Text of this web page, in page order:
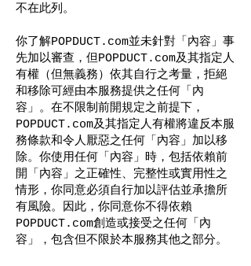
不在此列。
你了解POPDUCT.com並未針對「內容」事
先加以審查，但POPDUCT.com及其指定人
有權（但無義務）依其自行之考量，拒絕
和移除可經由本服務提供之任何「內
容」。在不限制前開規定之前提下，
POPDUCT.com及其指定人有權將違反本服
務條款和令人厭惡之任何「內容」加以移
除。你使用任何「內容」時，包括依賴前
開「內容」之正確性、完整性或實用性之
情形，你同意必須自行加以評估並承擔所
有風險。因此，你同意你不得依賴
POPDUCT.com創造或接受之任何「內
容」，包含但不限於本服務其他之部分。